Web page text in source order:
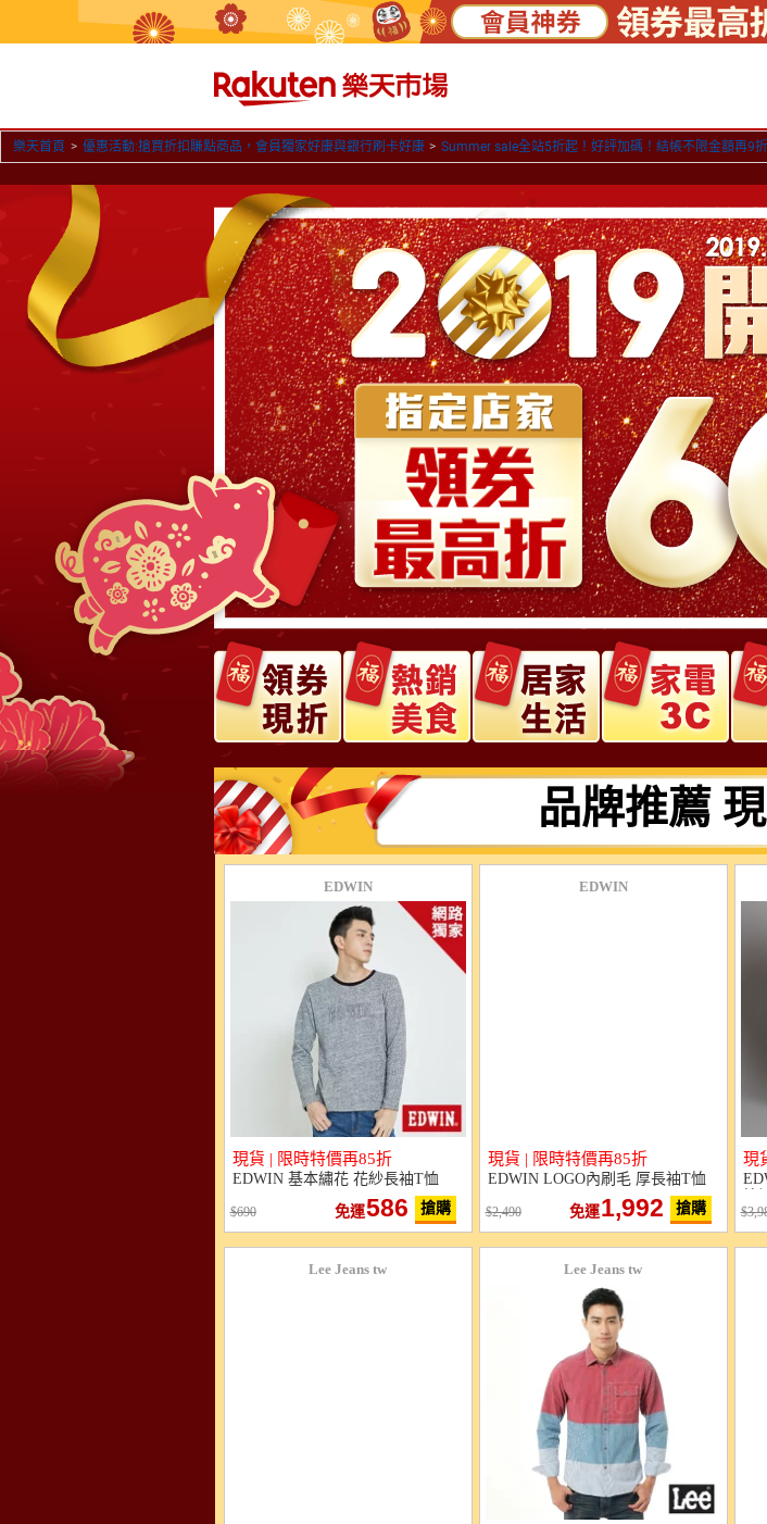
樂天首頁 > 優惠活動:搶買折扣賺點商品，會員獨家好康與銀行刷卡好康 > Summer sale全站5折起！好評加碼！結帳不限金額再9
品牌推薦
EDWIN
現貨 | 限時特價再85折
EDWIN 基本繡花 花紗長袖T恤
690 免運586 搶購
EDWIN
現貨 | 限時特價再85折
EDWIN LOGO內刷毛 厚長袖T恤
2,490 免運1,992 搶購
現
Lee Jeans tw Lee Jeans tw